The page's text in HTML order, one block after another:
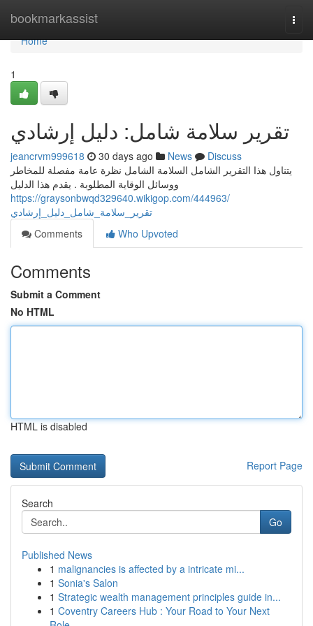
bookmarkassist
Home
Home
1
تقرير سلامة شامل: دليل إرشادي
jeancrvm999618 30 days ago News
Discuss
يتناول هذا التقرير الشامل السلامة الشامل نظرة عامة مفصلة للمخاطر
ووسائل الوقاية المطلوبة . يقدم هذا الدليل
https://graysonbwqd329640.wikigop.com/444963/
تقرير_سلامة_شامل_دليل_إرشادي
Comments
Who Upvoted
Comments
Submit a Comment
No HTML
HTML is disabled
Report Page
Search
Go
Published News
1 malignancies is affected by a intricate mi...
1 Sonia's Salon
1 Strategic wealth management principles guide in...
1 Coventry Careers Hub : Your Road to Your Next